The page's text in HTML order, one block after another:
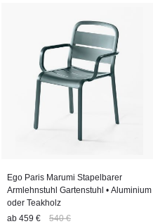
Ego Paris Marumi Stapelbarer
Armlehnstuhl Gartenstuhl • Aluminium
oder Teakholz
ab 459 € 540 €